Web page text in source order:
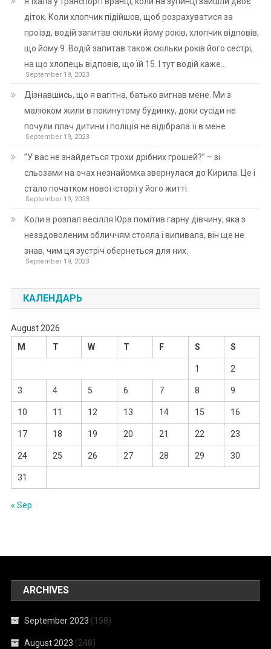
діток. Коли хлопчик підійшов, щоб розрахуватися за
проїзд, водій запитав скільки йому років, хлопчик відповів,
що йому 9. Водій запитав також скільки років його сестрі,
на що хлопець відповів, що їй 15. І тут водій каже…
September 19, 2023
Дізнавшись, що я вагітна, батько вигнав мене. Ми з
малюком жили в покинутому будинку, доки сусіди не
почули плач дитини і поліція не відібрала її в мене.
September 19, 2023
”У вас не знайдеться трохи дрібних грошей?” – зі
сльозами на очах незнайомка звернулася до Кирила. Це і
стало початком нової історії у його житті.
September 19, 2023
Коли в розпал весілля Юра помітив гарну дівчину, яка з
незадоволеним обличчям стояла і випивала, він ще не
знав, чим ця зустріч обернеться для них.
September 19, 2023
КАЛЕНДАРЬ
August 2026
M
T W T F S S
1 2
3 4 5 6 7 8 9
10 11 12 13 14 15 16
17 18 19 20 21 22 23
24 25 26 27 28 29 30
31
« Sep
ARCHIVES
September 2023 (158)
August 2023 (248)